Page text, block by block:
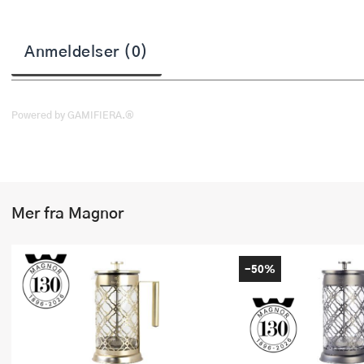
Stekespader
Steketermometer
Tørkerullholder
Anmeldelser (0)
Powered by GAMIFIERA.®
Mer fra Magnor
-50%